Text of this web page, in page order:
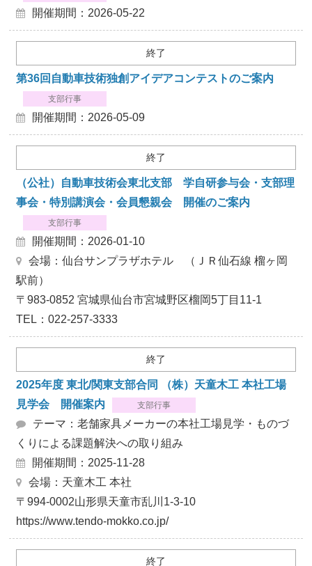
開催期間：2026-05-22
終了
第36回自動車技術独創アイデアコンテストのご案内
支部行事
開催期間：2026-05-09
終了
（公社）自動車技術会東北支部 学自研参与会・支部理
事会・特別講演会・会員懇親会 開催のご案内
支部行事
開催期間：2026-01-10
会場：仙台サンプラザホテル （ＪＲ仙石線 榴ヶ岡
駅前）
〒983-0852 宮城県仙台市宮城野区榴岡5丁目11-1
TEL：022-257-3333
終了
2025年度 東北/関東支部合同 （株）天童木工 本社工場
見学会 開催案内
支部行事
テーマ：老舗家具メーカーの本社工場見学・ものづ
くりによる課題解決への取り組み
開催期間：2025-11-28
会場：天童木工 本社
〒994-0002山形県天童市乱川1-3-10
https://www.tendo-mokko.co.jp/
終了